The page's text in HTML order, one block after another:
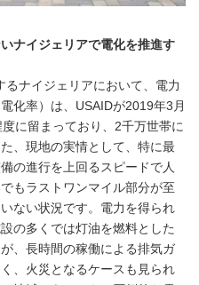
ナイジェリアで電化を推進す
ナイジェリアにおいて、電力
化率）は、USAIDが2019年3月
に留まっており、2千万世帯に
、現地の実情として、特に最
の進行を上回るスピードで人
もラストワンマイル部分が至
ない状況です。電力を得られ
の多くでは灯油を燃料とした
、長時間の稼働による排気ガ
、火災となるケースも見られ